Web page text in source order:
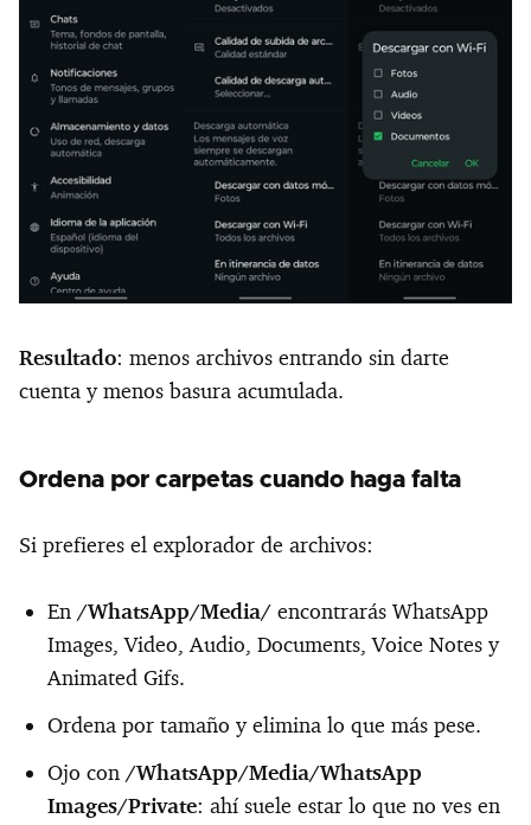
Resultado: menos archivos entrando sin darte
cuenta y menos basura acumulada.
Ordena por carpetas cuando haga falta
Si prefieres el explorador de archivos:
En /WhatsApp/Media/ encontrarás WhatsApp
Images, Video, Audio, Documents, Voice Notes y
Animated Gifs.
Ordena por tamaño y elimina lo que más pese.
Ojo con /WhatsApp/Media/WhatsApp
Images/Private: ahí suele estar lo que no ves en